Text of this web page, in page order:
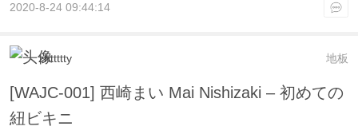
2020-8-24 09:44:14
地板
zhttttty
[WAJC-001] 西崎まい Mai Nishizaki – 初めての
紐ビキニ